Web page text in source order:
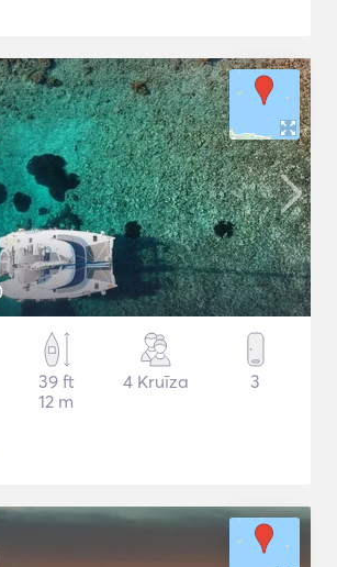
39 ft
12 m
4 Kruīza 3